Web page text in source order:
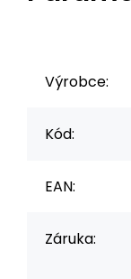
Výrobce:
Kód:
EAN:
Záruka: